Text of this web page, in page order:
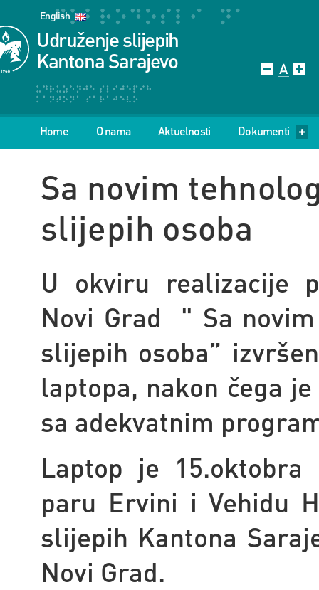
English
Udruženje slijepih
Kantona Sarajevo
Home O nama Aktuelnosti Dokumenti
Sa novim
slijepih osoba
U okviru realizacije
Novi Grad " Sa
slijepih osoba”
laptopa, nakon čega
sa adekvatnim
Laptop je 15.oktobra
paru Ervini i Vehidu
slijepih Kantona
Novi Grad.